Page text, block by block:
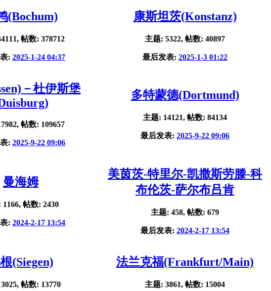
(Bochum)
帖数: 378712
: 2025-1-24 04:37
康斯坦茨(Konstanz)
主题: 5322, 帖数: 40897
最后发表: 2025-1-3 01:22
－杜伊斯堡
帖数: 109657
: 2025-9-22 09:06
多特蒙德(Dortmund)
主题: 14121, 帖数: 84134
最后发表: 2025-9-22 09:06
曼海姆
1166, 帖数: 2430
: 2024-2-17 13:54
美茵茨-特里尔-凯撒斯劳滕-科
布伦茨-萨尔布吕肯
主题: 458, 帖数: 679
最后发表: 2024-2-17 13:54
(Siegen)
帖数: 13770
法兰克福(Frankfurt/Main)
主题: 3861, 帖数: 15004